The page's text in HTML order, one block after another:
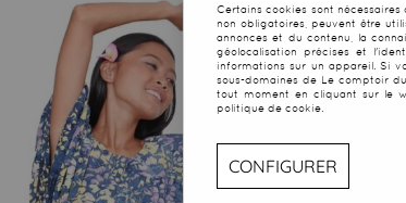
Certains cookies sont
non obligatoires, peuvent être
annonces et du contenu, la
géolocalisation précises et
informations sur un appareil. Si
sous-domaines de Le comptoir
tout moment en cliquant sur le
politique de cookie.
CONFIGURER